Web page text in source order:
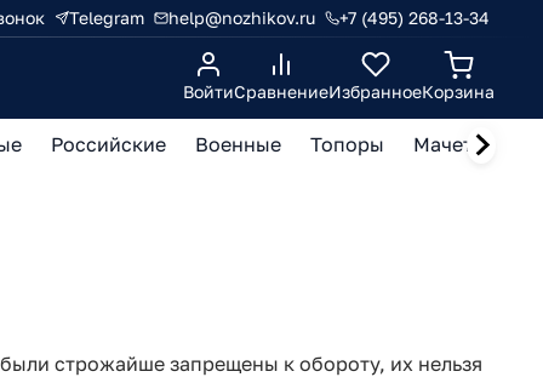
Telegram help@nozhikov.ru +7 (495) 268-13-34
ВойтиСравнениеИзбранноеКорзина
Российские Военные Топоры Мачете,
строжайше запрещены к обороту, их нельзя